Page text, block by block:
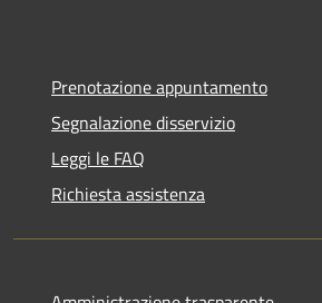
Prenotazione appuntamento
Segnalazione disservizio
Leggi le FAQ
Richiesta assistenza